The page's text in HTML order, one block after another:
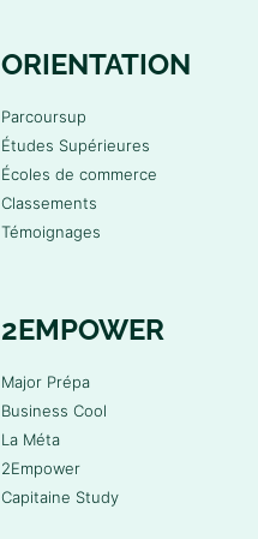
ORIENTATION
Parcoursup
Études Supérieures
Écoles de commerce
Classements
Témoignages
2EMPOWER
Major Prépa
Business Cool
La Méta
2Empower
Capitaine Study